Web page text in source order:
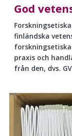
God
finländska
praxis och
från den, dvs.